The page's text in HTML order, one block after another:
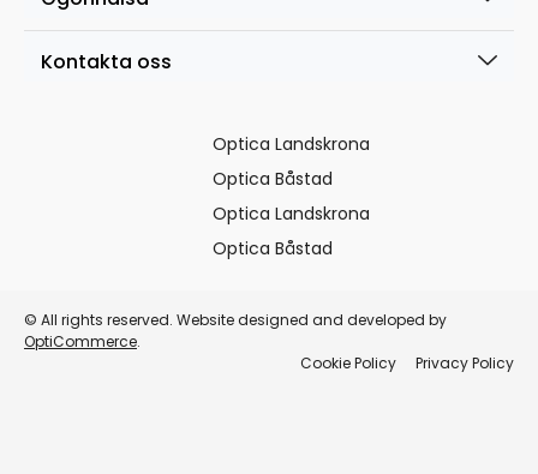
Kontakta oss
Optica Landskrona
Optica Båstad
Optica Landskrona
Optica Båstad
© All rights reserved. Website designed and developed by
OptiCommerce.
Cookie Policy
Privacy Policy